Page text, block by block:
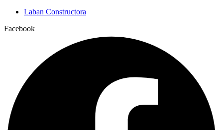
Laban Constructora
Facebook